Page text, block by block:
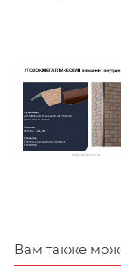
Вам также